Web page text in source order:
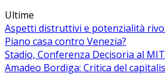
Ultime
Aspetti distruttivi e potenzialità
Piano casa contro Venezia?
Stadio, Conferenza Decisoria al
Amadeo Bordiga: Critica del